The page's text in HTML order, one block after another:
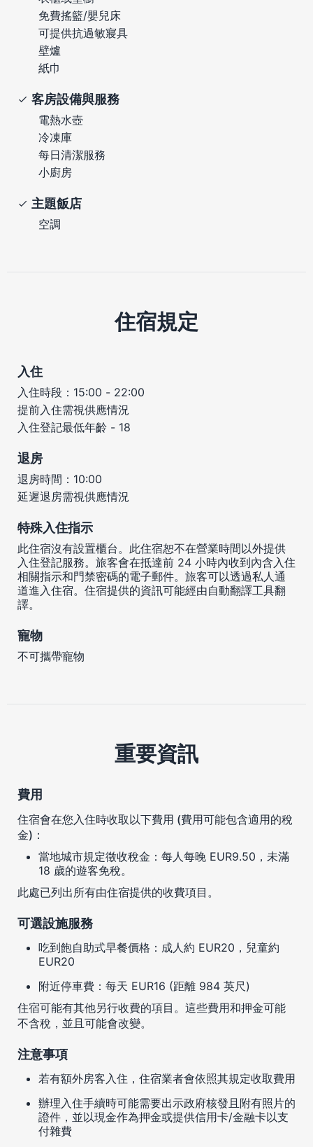
免費搖籃/嬰兒床
可提供抗過敏寢具
壁爐
紙巾
客房設備與服務
電熱水壺
冷凍庫
每日清潔服務
小廚房
主題飯店
空調
住宿規定
入住
入住時段：15:00 - 22:00
提前入住需視供應情況
入住登記最低年齡 - 18
退房
退房時間：10:00
延遲退房需視供應情況
特殊入住指示
此住宿沒有設置櫃台。此住宿恕不在營業時間以外提供
入住登記服務。旅客會在抵達前 24 小時內收到內含入住
相關指示和門禁密碼的電子郵件。旅客可以透過私人通
道進入住宿。住宿提供的資訊可能經由自動翻譯工具翻
譯。
寵物
不可攜帶寵物
重要資訊
費用
住宿會在您入住時收取以下費用 (費用可能包含適用的稅
金)：
當地城市規定徵收稅金：每人每晚 EUR9.50，未滿
18 歲的遊客免稅。
此處已列出所有由住宿提供的收費項目。
可選設施服務
吃到飽自助式早餐價格：成人約 EUR20，兒童約
EUR20
附近停車費：每天 EUR16 (距離 984 英尺)
住宿可能有其他另行收費的項目。這些費用和押金可能
不含稅，並且可能會改變。
注意事項
若有額外房客入住，住宿業者會依照其規定收取費用
辦理入住手續時可能需要出示政府核發且附有照片的
證件，並以現金作為押金或提供信用卡/金融卡以支
付雜費